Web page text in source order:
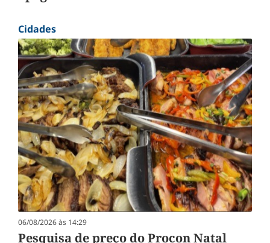
Cidades
06/08/2026 às 14:29
Pesquisa de preço do Procon Natal